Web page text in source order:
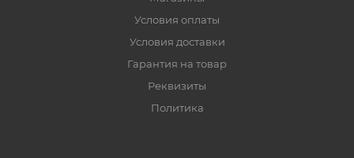
Условия оплаты
Условия доставки
Гарантия на товар
Реквизиты
Политика